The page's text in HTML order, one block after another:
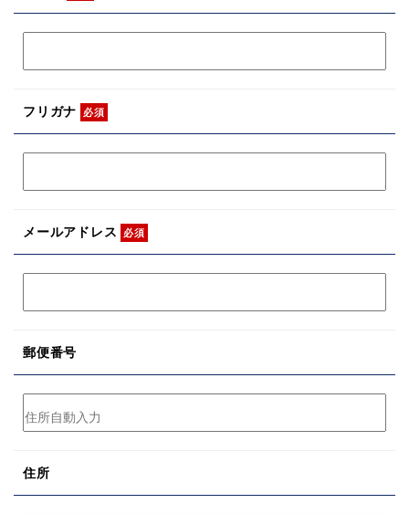
フリガナ 必須
メールアドレス 必須
郵便番号
住所